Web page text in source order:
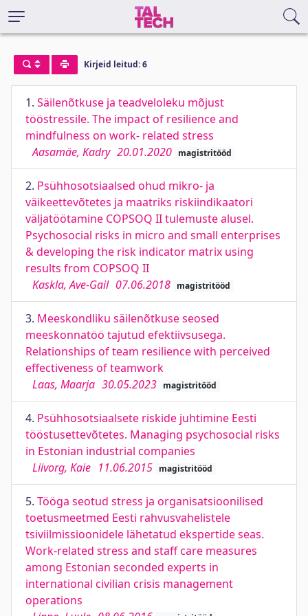
Kirjeid leitud: 6
1. Säilenõtkuse ja teadveloleku mõjust
tööstressile. The impact of resilience and
mindfulness on work- related stress
Aasamäe, Kadry 20.01.2020 magistritööd
2. Psühhosotsiaalsed ohud mikro- ja
väikeettevõtetes ja maatriks riskiindikaatori
väljatöötamine COPSOQ II tulemuste alusel.
Psychosocial risks in micro and small enterprises
& developing the risk indicator matrix using
results from COPSOQ II
Kaskla, Ave-Gail 07.06.2018 magistritööd
3. Meeskondliku säilenõtkuse seosed
meeskonnatöö tajutud efektiivsusega.
Relationships of team resilience with perceived
effectiveness of teamwork
Laas, Maarja 30.05.2023 magistritööd
4. Psühhosotsiaalsete riskide juhtimine Eesti
tööstusettevõtetes. Managing psychosocial risks
in Estonian industrial companies
Liivorg, Kaie 11.06.2015 magistritööd
5. Tööga seotud stress ja organisatsioonilised
toetusmeetmed Eesti rahvusvahelistele
tsiviilmissioonidele lähetatud ekspertide seas.
Work-related stress and staff care measures
among Estonian seconded experts in
international civilian crisis management
operations